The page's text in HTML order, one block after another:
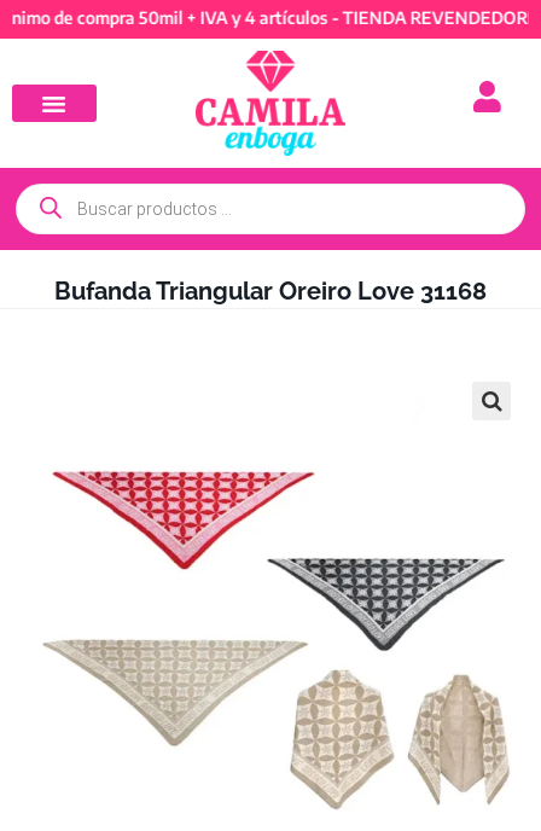
de compra 50mil + IVA y 4 artículos - TIENDA
Bufanda Triangular Oreiro Love 31168